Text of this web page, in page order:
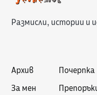
Размисли, истории и
Архив
За мен
Почерпка